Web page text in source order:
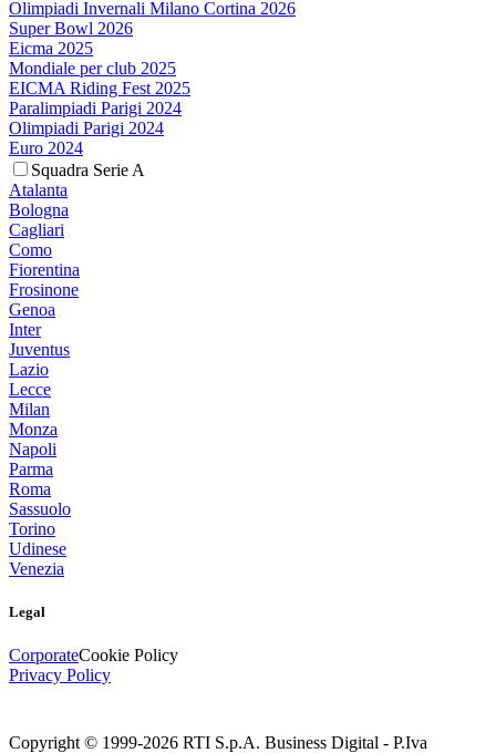
Olimpiadi Invernali Milano Cortina 2026
Super Bowl 2026
Eicma 2025
Mondiale per club 2025
EICMA Riding Fest 2025
Paralimpiadi Parigi 2024
Olimpiadi Parigi 2024
Euro 2024
Squadra Serie A
Atalanta
Bologna
Cagliari
Como
Fiorentina
Frosinone
Genoa
Inter
Juventus
Lazio
Lecce
Milan
Monza
Napoli
Parma
Roma
Sassuolo
Torino
Udinese
Venezia
Legal
CorporateCookie Policy
Privacy Policy
Copyright © 1999-2026 RTI S.p.A. Business Digital - P.Iva